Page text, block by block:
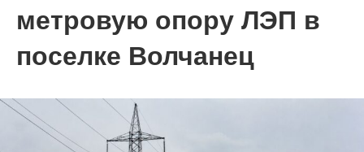
метровую опору ЛЭП в
поселке Волчанец